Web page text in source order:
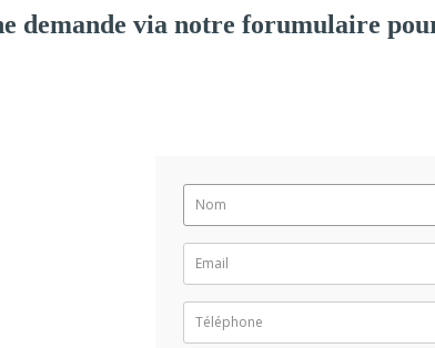
demande via notre forumulaire